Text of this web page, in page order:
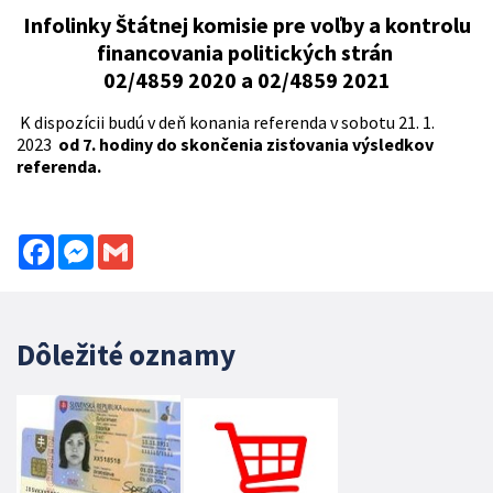
Infolinky Štátnej komisie pre voľby a kontrolu
financovania politických strán
02/4859 2020 a 02/4859 2021
K dispozícii budú v deň konania referenda v sobotu 21. 1.
2023 od 7. hodiny do skončenia zisťovania výsledkov
referenda.
FacebookMessenger
Dôležité oznamy